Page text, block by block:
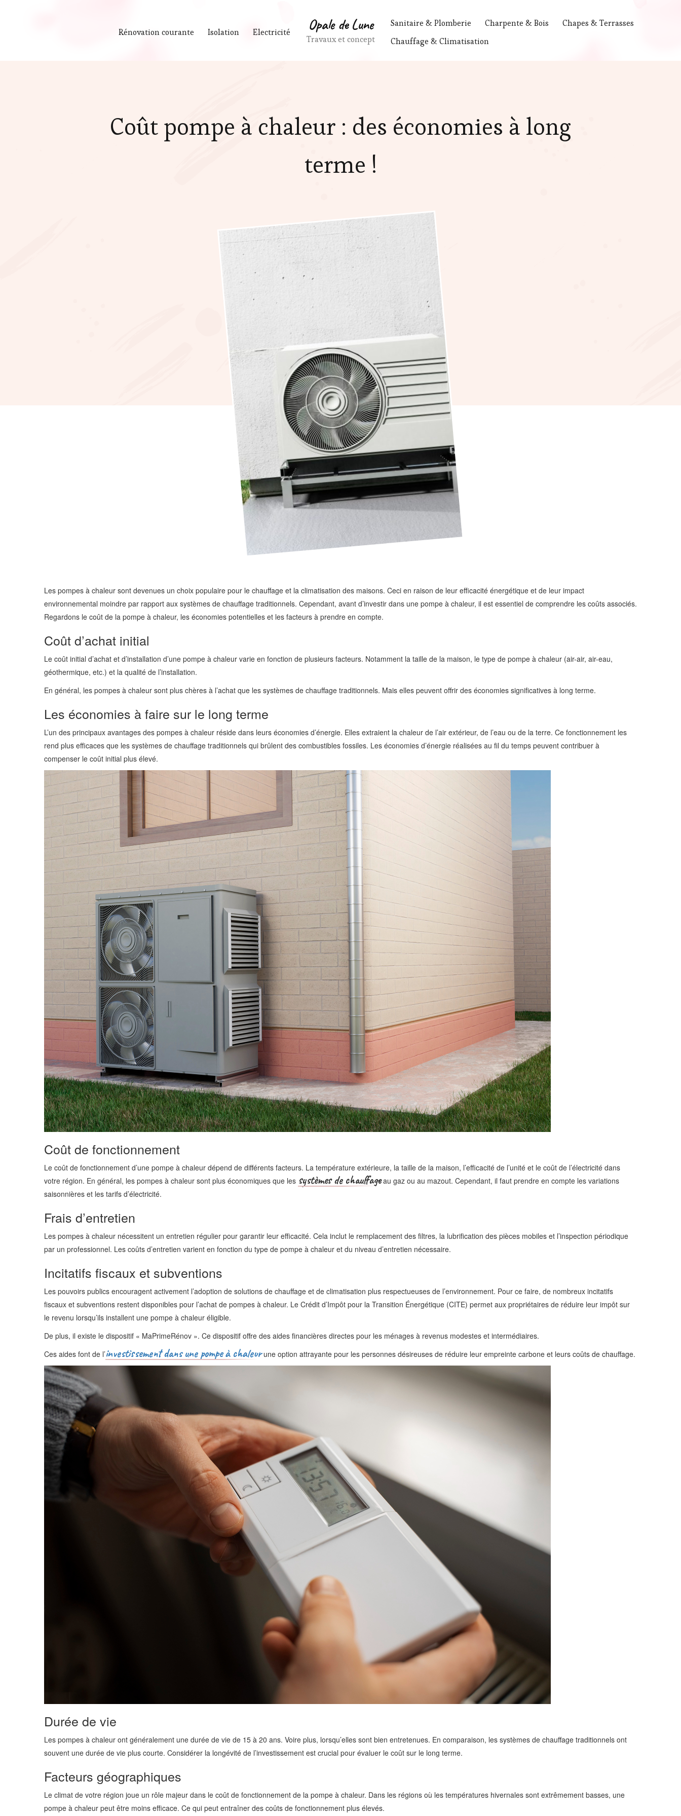
Rénovation courante Isolation Electricité
Sanitaire & Plomberie Charpente & Bois
Chapes & Terrasses
Chauffage & Climatisation
Opale de Lune
Travaux et concept
Coût pompe à chaleur : des économies à long
terme !
Les pompes à chaleur sont devenues un choix populaire pour le chauffage et la climatisation des maisons. Ceci en raison de leur efficacité énergétique et de leur impact
environnemental moindre par rapport aux systèmes de chauffage traditionnels. Cependant, avant d’investir dans une pompe à chaleur, il est essentiel de comprendre les coûts associés.
Regardons le coût de la pompe à chaleur, les économies potentielles et les facteurs à prendre en compte.
Coût d’achat initial
Le coût initial d’achat et d’installation d’une pompe à chaleur varie en fonction de plusieurs facteurs. Notamment la taille de la maison, le type de pompe à chaleur (air-air, air-eau,
géothermique, etc.) et la qualité de l’installation.
En général, les pompes à chaleur sont plus chères à l’achat que les systèmes de chauffage traditionnels. Mais elles peuvent offrir des économies significatives à long terme.
Les économies à faire sur le long terme
L’un des principaux avantages des pompes à chaleur réside dans leurs économies d’énergie. Elles extraient la chaleur de l’air extérieur, de l’eau ou de la terre. Ce fonctionnement les
rend plus efficaces que les systèmes de chauffage traditionnels qui brûlent des combustibles fossiles. Les économies d’énergie réalisées au fil du temps peuvent contribuer à
compenser le coût initial plus élevé.
Coût de fonctionnement
Le coût de fonctionnement d’une pompe à chaleur dépend de différents facteurs. La température extérieure, la taille de la maison, l’efficacité de l’unité et le coût de l’électricité dans
votre région. En général, les pompes à chaleur sont plus économiques que les systèmes de chauffageau gaz ou au mazout. Cependant, il faut prendre en compte les variations
saisonnières et les tarifs d’électricité.
Frais d’entretien
Les pompes à chaleur nécessitent un entretien régulier pour garantir leur efficacité. Cela inclut le remplacement des filtres, la lubrification des pièces mobiles et l’inspection périodique
par un professionnel. Les coûts d’entretien varient en fonction du type de pompe à chaleur et du niveau d’entretien nécessaire.
Incitatifs fiscaux et subventions
Les pouvoirs publics encouragent activement l’adoption de solutions de chauffage et de climatisation plus respectueuses de l’environnement. Pour ce faire, de nombreux incitatifs
fiscaux et subventions restent disponibles pour l’achat de pompes à chaleur. Le Crédit d’Impôt pour la Transition Énergétique (CITE) permet aux propriétaires de réduire leur impôt sur
le revenu lorsqu’ils installent une pompe à chaleur éligible.
De plus, il existe le dispositif « MaPrimeRénov ». Ce dispositif offre des aides financières directes pour les ménages à revenus modestes et intermédiaires.
Ces aides font de l’investissement dans une pompe à chaleurune option attrayante pour les personnes désireuses de réduire leur empreinte carbone et leurs coûts de chauffage.
Durée de vie
Les pompes à chaleur ont généralement une durée de vie de 15 à 20 ans. Voire plus, lorsqu’elles sont bien entretenues. En comparaison, les systèmes de chauffage traditionnels ont
souvent une durée de vie plus courte. Considérer la longévité de l’investissement est crucial pour évaluer le coût sur le long terme.
Facteurs géographiques
Le climat de votre région joue un rôle majeur dans le coût de fonctionnement de la pompe à chaleur. Dans les régions où les températures hivernales sont extrêmement basses, une
pompe à chaleur peut être moins efficace. Ce qui peut entraîner des coûts de fonctionnement plus élevés.